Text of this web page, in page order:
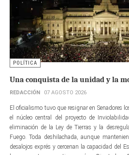
POLÍTICA
Una conquista de la unidad y la
REDACCIÓN 07 AGOSTO 2026
El oficialismo tuvo que resignar en Senadores
el núcleo central del proyecto de
eliminación de la Ley de Tierras y la
Fuego. Toda deshilachada, aunque
desalojos exprés y cercenan la capacidad del